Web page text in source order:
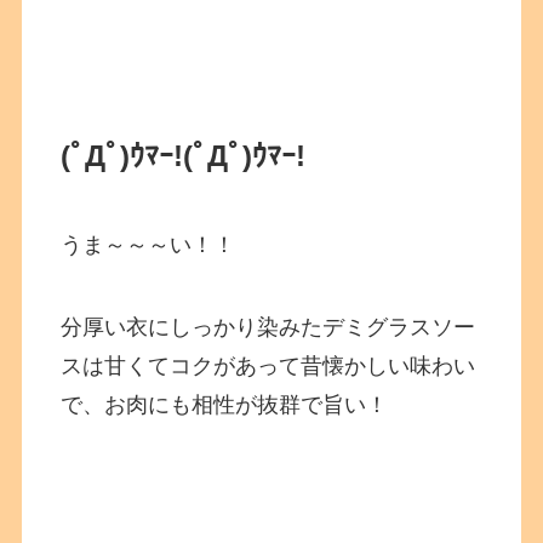
(ﾟДﾟ)ｳﾏｰ!(ﾟДﾟ)ｳﾏｰ!
うま～～～い！！
分厚い衣にしっかり染みたデミグラスソー
スは甘くてコクがあって昔懐かしい味わい
で、お肉にも相性が抜群で旨い！